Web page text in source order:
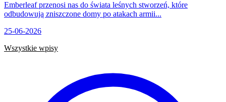
Emberleaf przenosi nas do świata leśnych stworzeń, które
odbudowują zniszczone domy po atakach armii...
25-06-2026
Wszystkie wpisy